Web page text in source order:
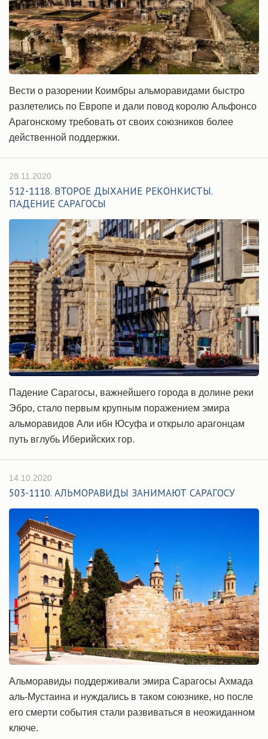
Вести о разорении Коимбры альморавидами быстро
разлетелись по Европе и дали повод королю Альфонсо
Арагонскому требовать от своих союзников более
действенной поддержки.
28.11.2020
512-1118. ВТОРОЕ ДЫХАНИЕ РЕКОНКИСТЫ.
ПАДЕНИЕ САРАГОСЫ
Падение Сарагосы, важнейшего города в долине реки
Эбро, стало первым крупным поражением эмира
альморавидов Али ибн Юсуфа и открыло арагонцам
путь вглубь Иберийских гор.
14.10.2020
503-1110. АЛЬМОРАВИДЫ ЗАНИМАЮТ САРАГОСУ
Альморавиды поддерживали эмира Сарагосы Ахмада
аль-Мустаина и нуждались в таком союзнике, но после
его смерти события стали развиваться в неожиданном
ключе.